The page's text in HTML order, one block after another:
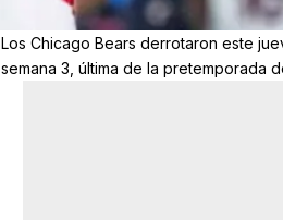
Los Chicago Bears derrotaron este
semana 3, última de la pretemporada